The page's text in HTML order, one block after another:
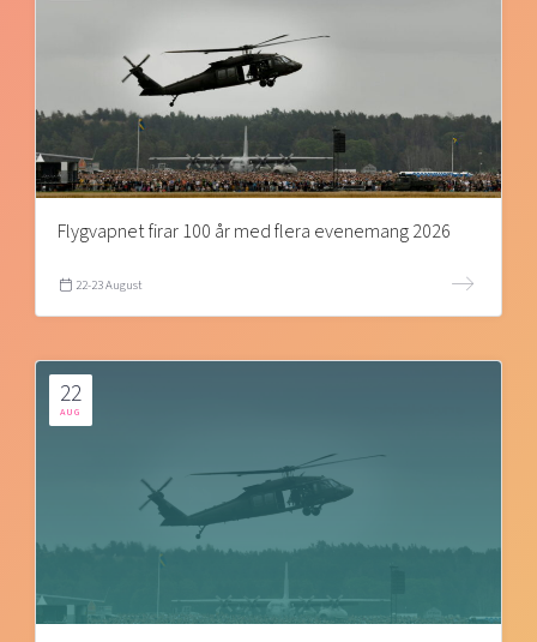
Flygvapnet firar 100 år med flera evenemang 2026
22-23 August
22
AUG